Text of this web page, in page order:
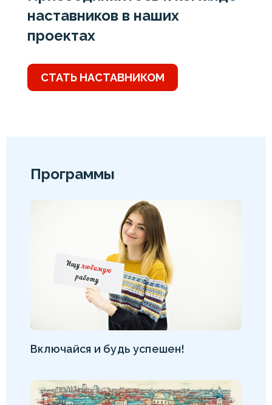
наставников в наших
проектах
СТАТЬ НАСТАВНИКОМ
Программы
Включайся и будь успешен!